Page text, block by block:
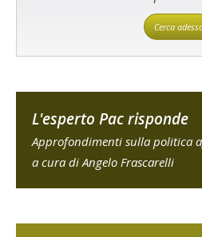
Cerca
L'esperto Pac risponde
Approfondimenti sulla politica
a cura di Angelo Frascarelli